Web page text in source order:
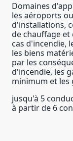
Domaines
les aéroports
d'installations,
de chauffage
cas d'incendie,
les biens
par les
d'incendie, les
minimum et les
jusqu'à 5
à partir de 6